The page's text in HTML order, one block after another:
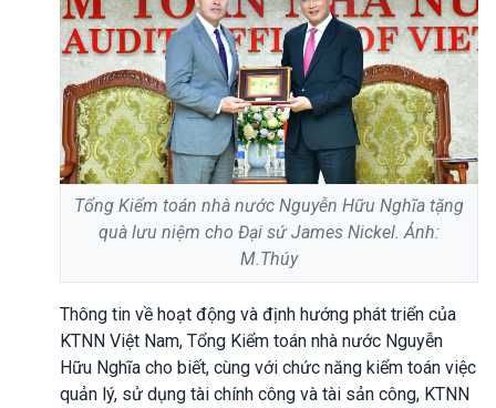
Tổng Kiểm toán nhà nước Nguyễn Hữu Nghĩa tặng
quà lưu niệm cho Đại sứ James Nickel. Ảnh:
M.Thúy
Thông tin về hoạt động và định hướng phát triển của
KTNN Việt Nam, Tổng Kiểm toán nhà nước Nguyễn
Hữu Nghĩa cho biết, cùng với chức năng kiểm toán việc
quản lý, sử dụng tài chính công và tài sản công, KTNN